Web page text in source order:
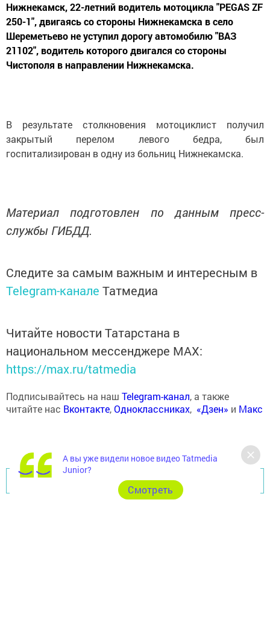
Нижнекамск, 22-летний водитель мотоцикла "PEGAS ZF
250-1", двигаясь со стороны Нижнекамска в село
Шереметьево не уступил дорогу автомобилю "ВАЗ
21102", водитель которого двигался со стороны
Чистополя в направлении Нижнекамска.
В результате столкновения мотоциклист получил
закрытый перелом левого бедра, был
госпитализирован в одну из больниц Нижнекамска.
Материал подготовлен по данным пресс-
службы ГИБДД.
Следите за самым важным и интересным в
Telegram-канале Татмедиа
Читайте новости Татарстана в
национальном мессенджере MАХ:
https://max.ru/tatmedia
Подписывайтесь на наш Telegram-канал, а также
читайте нас Вконтакте,Одноклассниках, «Дзен» и Макс
Перейти на страницу новости
А вы уже видели новое видео Tatmedia
Junior?
Cмотреть